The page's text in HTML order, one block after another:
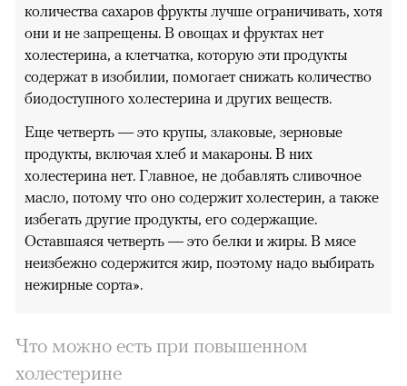
количества сахаров фрукты лучше ограничивать, хотя
они и не запрещены. В овощах и фруктах нет
холестерина, а клетчатка, которую эти продукты
содержат в изобилии, помогает снижать количество
биодоступного холестерина и других веществ.
Еще четверть — это крупы, злаковые, зерновые
продукты, включая хлеб и макароны. В них
холестерина нет. Главное, не добавлять сливочное
масло, потому что оно содержит холестерин, а также
избегать другие продукты, его содержащие.
Оставшаяся четверть — это белки и жиры. В мясе
неизбежно содержится жир, поэтому надо выбирать
нежирные сорта».
Что можно есть при повышенном
холестерине